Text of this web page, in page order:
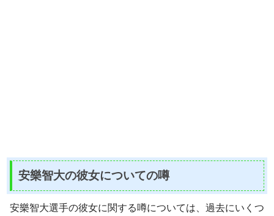
安樂智大の彼女についての噂
安樂智大選手の彼女に関する噂については、過去にいくつ